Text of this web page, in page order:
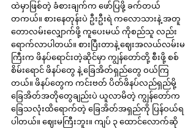
ထဲမှာဖြစ်တဲ့ ခံစားချက်က ဖော်ပြဖို့ ခက်တယ်
တကယ်။ စားနေတုန်းပဲ ဦးဦးရဲ ကလောသားနဲ့ အတူ
တောလမ်းလျှောက်ဖို့ ကူပေးမယ် ကိုစည်သူ လည်း
ရောက်လာပါတယ်။ စားပြီးတာနဲ့ ဈေးအလယ်လမ်းမ
ကြီးက ဖိနပ်ရောင်းတဲ့ဆိုင်မှာ ကျွန်တော်တို့ စီးဖို့ စစ်
စိမ်းရောင် ဖိနပ်တွေ နဲ့ ခြေအိတ်ရှည်တွေ ဝယ်ကြ
တယ်။ ဖိနပ်တွေက ကင်းဗတ် ပိတ်ဖိနပ်လည်ရှည်မို့
ခြေအိတ်အတိုတွေချည်းပဲ ယူလာမိတဲ့ ကျွန်တော်က
ခြေသလုံးထိရောက်တဲ့ ခြေအိတ်အရှည်ကို ပြန်ဝယ်ရ
ပါတယ်။ ဈေးမကြီးဘူး။ ကျပ် ၃ ထောင်လောက်ဆို